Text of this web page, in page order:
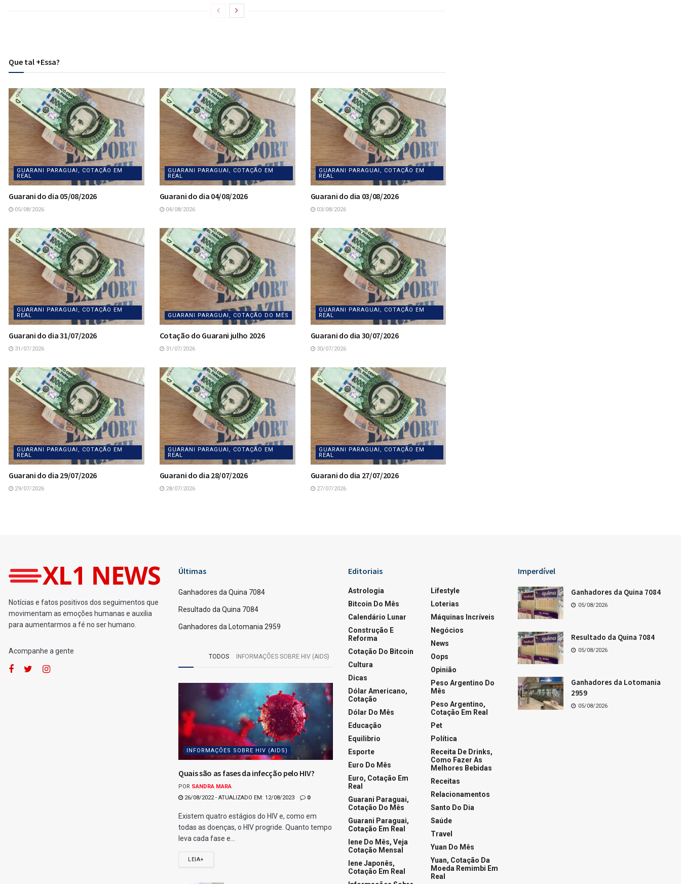
Que tal +Essa?
GUARANI PARAGUAI, COTAÇÃO EM
REAL
Guarani do dia 05/08/2026
05/08/2026
GUARANI PARAGUAI, COTAÇÃO EM
REAL
Guarani do dia 04/08/2026
04/08/2026
GUARANI PARAGUAI, COTAÇÃO EM
REAL
Guarani do dia 03/08/2026
03/08/2026
GUARANI PARAGUAI, COTAÇÃO EM
REAL
Guarani do dia 31/07/2026
31/07/2026
GUARANI PARAGUAI, COTAÇÃO DO MÊS
Cotação do Guarani julho 2026
31/07/2026
GUARANI PARAGUAI, COTAÇÃO EM
REAL
Guarani do dia 30/07/2026
30/07/2026
GUARANI PARAGUAI, COTAÇÃO EM
REAL
Guarani do dia 29/07/2026
29/07/2026
GUARANI PARAGUAI, COTAÇÃO EM
REAL
Guarani do dia 28/07/2026
28/07/2026
GUARANI PARAGUAI, COTAÇÃO EM
REAL
Guarani do dia 27/07/2026
27/07/2026
Home Loterias
Ganhadores da Quina 6898
A
Os dez últimos resultados da Quina
Os dez últimos resultados da Lotofácil
Os dez últimos resultados da Mega-Sena
+Acessados
Fases da Lua hoje
Conquiste o homem de áries
Como conquistar a mulher de Áries
+Popular